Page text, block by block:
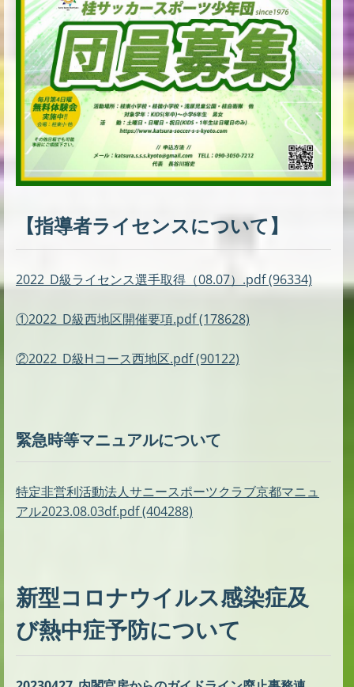
【指導者ライセンスについて】
2022_D級ライセンス選手取得（08.07）.pdf (96334)
①2022_D級西地区開催要項.pdf (178628)
②2022_D級Hコース西地区.pdf (90122)
緊急時等マニュアルについて
特定非営利活動法人サニースポーツクラブ京都マニュ
アル2023.08.03df.pdf (404288)
新型コロナウイルス感染症及
び熱中症予防について